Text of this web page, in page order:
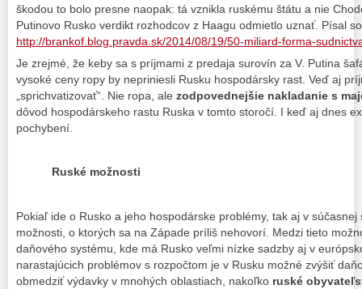
škodou to bolo presne naopak: tá vznikla ruskému štátu a nie
Putinovo Rusko verdikt rozhodcov z Haagu odmietlo uznať. Písal
http://brankof.blog.pravda.sk/2014/08/19/50-miliard-forma-
Je zrejmé, že keby sa s príjmami z predaja surovín za V. Putina
vysoké ceny ropy by nepriniesli Rusku hospodársky rast. Veď aj
„sprichvatizovať“. Nie ropa, ale zodpovednejšie nakladanie s
dôvod hospodárskeho rastu Ruska v tomto storočí. I keď aj dnes
pochybení.
Ruské možnosti
Pokiaľ ide o Rusko a jeho hospodárske problémy, tak aj v
možnosti, o ktorých sa na Západe príliš nehovorí. Medzi tieto
daňového systému, kde má Rusko veľmi nízke sadzby aj v
narastajúcich problémov s rozpočtom je v Rusku možné zvýšiť
obmedziť výdavky v mnohých oblastiach, nakoľko ruské